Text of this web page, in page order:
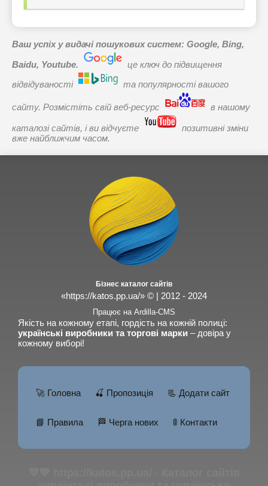
Ваш успіх у видачі пошукових систем: Google, Bing,
Baidu, Youtube.
це ключ до підвищення
відвідуваності
та популярності вашого
сайту. Розмістіть свій веб-ресурс в нашому
каталозі сайтів, і ви відчуєте
позитивні зміни
вже найближчим часом.
Бізнес каталог сайтів
«https://katos.pp.ua/» © | 2012 - 2024
Працює на Ardilla-CMS
Якість на кожному етапі, гордість на кожній полиці:
українські виробники та торгові марки – довіра у
кожному виборі!
🚀 Головна 🍒 Пропозиція 📃 Додати сайт
📘 Правила 🏁 Черга нових 🚦 Контакти